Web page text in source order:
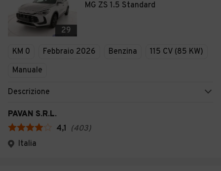
29
MG ZS 1.5 Standard
KM 0 Febbraio 2026 Benzina
115 CV (85 KW)
Manuale
Descrizione
PAVAN S.R.L.
4,1 (403)
Italia